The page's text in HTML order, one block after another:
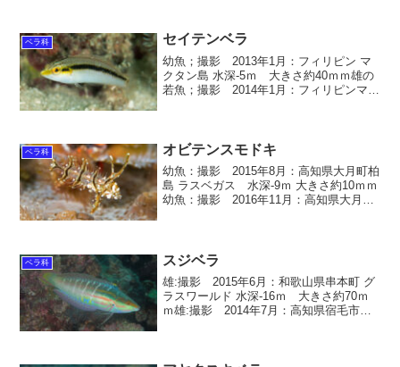
名 Wetmorella al...
ベラ科 セイテンベラ
幼魚；撮影 2013年1月：フィリピン マ
クタン島 水深-5ｍ 大きさ約40ｍｍ雄の
若魚；撮影 2014年1月：フィリピンマク
ベラ科 オビテンスモドキ
幼魚：撮影 2015年8月：高知県大月町柏
島 ラスベガス 水深-9ｍ 大きさ約10ｍｍ
幼魚：撮影 2016年11月：高知県大月町
ベラ科 スジベラ
雄:撮影 2015年6月：和歌山県串本町 グ
ラスワールド 水深-16ｍ 大きさ約70ｍ
ｍ雄:撮影 2014年7月：高知県宿毛市鵜